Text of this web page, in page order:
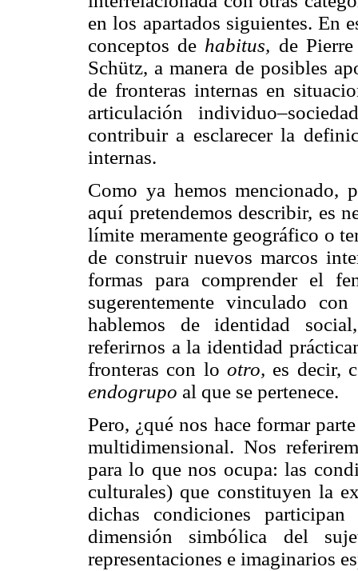
en los apartados siguientes. En
conceptos de habitus, de
Schütz, a manera de posibles
de fronteras internas en
articulación
contribuir a esclarecer la
internas.
Como ya hemos mencionado,
aquí pretendemos describir, es
límite meramente geográfico o
de construir nuevos marcos
formas para comprender el
sugerentemente vinculado
hablemos de identidad
referirnos a la identidad
fronteras con lo otro, es decir,
endogrupo al que se pertenece.
Pero, ¿qué nos hace formar
multidimensional. Nos
para lo que nos ocupa: las
culturales) que constituyen la
dichas condiciones
dimensión simbólica del
representaciones e imaginarios